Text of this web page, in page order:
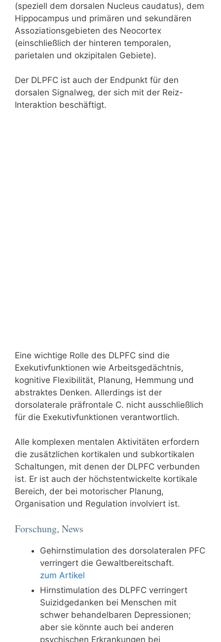
(speziell dem dorsalen Nucleus caudatus), dem
Hippocampus und primären und sekundären
Assoziationsgebieten des Neocortex
(einschließlich der hinteren temporalen,
parietalen und okzipitalen Gebiete).
Der DLPFC ist auch der Endpunkt für den
dorsalen Signalweg, der sich mit der Reiz-
Interaktion beschäftigt.
Eine wichtige Rolle des DLPFC sind die
Exekutivfunktionen wie Arbeitsgedächtnis,
kognitive Flexibilität, Planung, Hemmung und
abstraktes Denken. Allerdings ist der
dorsolaterale präfrontale C. nicht ausschließlich
für die Exekutivfunktionen verantwortlich.
Alle komplexen mentalen Aktivitäten erfordern
die zusätzlichen kortikalen und subkortikalen
Schaltungen, mit denen der DLPFC verbunden
ist. Er ist auch der höchstentwickelte kortikale
Bereich, der bei motorischer Planung,
Organisation und Regulation involviert ist.
Forschung, News
Gehirnstimulation des dorsolateralen PFC
verringert die Gewaltbereitschaft.
zum Artikel
Hirnstimulation des DLPFC verringert
Suizidgedanken bei Menschen mit
schwer behandelbaren Depressionen;
aber sie könnte auch bei anderen
psychischen Erkrankungen bei